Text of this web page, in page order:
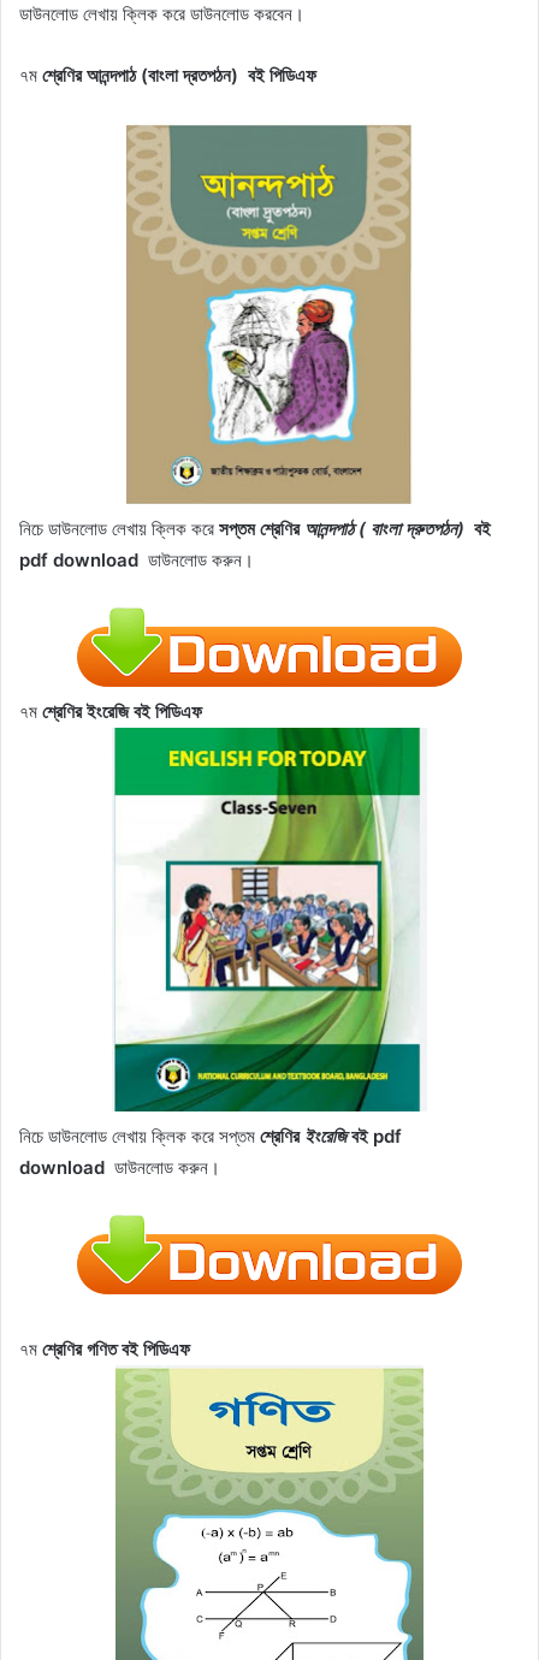
ডাউনলোড লেখায় ক্লিক করে ডাউনলোড করবেন।
৭ম শ্রেণিরআনন্দপাঠ (বাংলা দ্রতপঠন) বই পিডিএফ
নিচে ডাউনলোড লেখায় ক্লিক করে সপ্তমশ্রেণির আনন্দপাঠ ( বাংলা দ্রুতপঠন) বই
pdf download ডাউনলোড করুন।
৭ম শ্রেণির ইংরেজি বই পিডিএফ
নিচে ডাউনলোড লেখায় ক্লিক করে সপ্তম শ্রেণির ইংরেজিবই pdf
download ডাউনলোড করুন।
৭ম শ্রেণির গণিত বই পিডিএফ